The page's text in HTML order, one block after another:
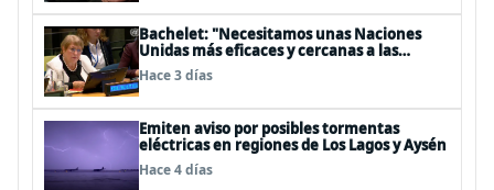
Bachelet: "Necesitamos unas Naciones
Unidas más eficaces y cercanas a las
personas"
Hace 3 días
Emiten aviso por posibles tormentas
eléctricas en regiones de Los Lagos y Aysén
Hace 4 días